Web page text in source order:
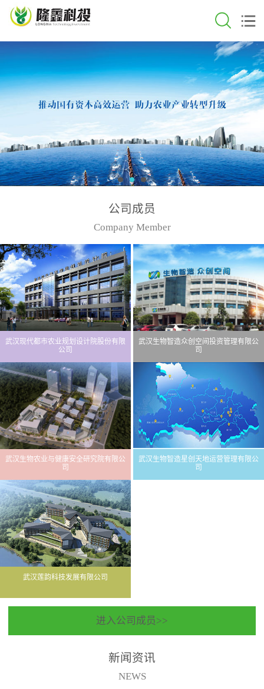
公司成员
Company Member
武汉现代都市农业规划设计院股份有限
公司
武汉生物智造众创空间投资管理有限公
司
武汉生物农业与健康安全研究院有限公
司
武汉生物智造星创天地运营管理有限公
司
武汉莲韵科技发展有限公司
进入公司成员>>
新闻资讯
NEWS